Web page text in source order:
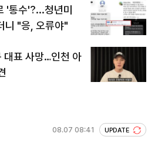
'통수'?...청년미
니 "응, 오류야"
대표 사망…인천 아
08.07 08:41 UPDATE